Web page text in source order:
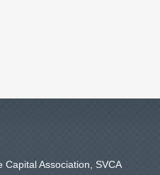
Capital Association, SVCA